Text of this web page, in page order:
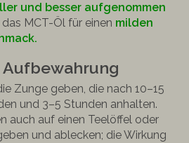
und besser aufgenommen
MCT-Öl für einen milden
Zunge geben, die nach 10–15
und 3–5 Stunden anhalten.
auch auf einen Teelöffel oder
und ablecken; die Wirkung